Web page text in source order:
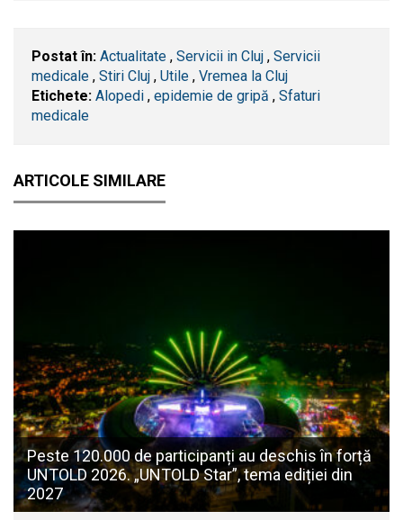
Postat în: Actualitate , Servicii in Cluj , Servicii
medicale , Stiri Cluj , Utile , Vremea la Cluj
Etichete: Alopedi , epidemie de gripă , Sfaturi
medicale
ARTICOLE SIMILARE
Peste 120.000 de participanți au deschis în forță
UNTOLD 2026. „UNTOLD Star”, tema ediției din
2027